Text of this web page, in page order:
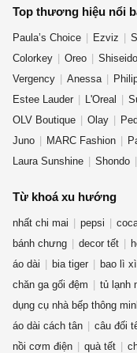
Top thương hiệu nổi
Paula’s Choice Ezviz
Colorkey
Oreo Shiseido
Vergency
Anessa
Estee Lauder
L'Oreal
OLV Boutique
Olay
Juno
MARC Fashion
Laura Sunshine
Shondo
Từ khoá xu hướng
nhất chi mai pepsi
bánh chưng
decor tết
áo dài
bia tiger bao lì xì
chăn ga gối đệm
tủ lạnh
dụng cụ nhà bếp thông
áo dài cách tân
câu đối
nồi cơm điện
quà tết